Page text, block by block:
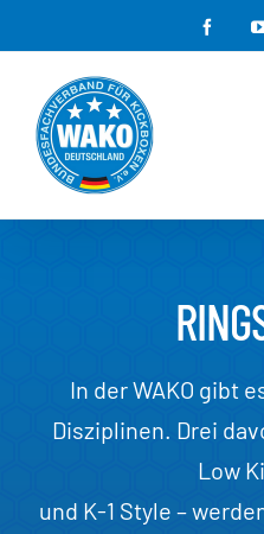
Inhalt
springen
In der WAKO gibt
Disziplinen. Drei
Low
und K-1 Style –